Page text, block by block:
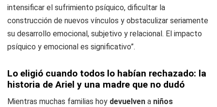
intensificar el sufrimiento psíquico, dificultar la
construcción de nuevos vínculos y obstaculizar seriamente
su desarrollo emocional, subjetivo y relacional. El impacto
psíquico y emocional es significativo”.
Lo eligió cuando todos lo habían rechazado: la
historia de Ariel y una madre que no dudó
Mientras muchas familias hoy devuelven a niños